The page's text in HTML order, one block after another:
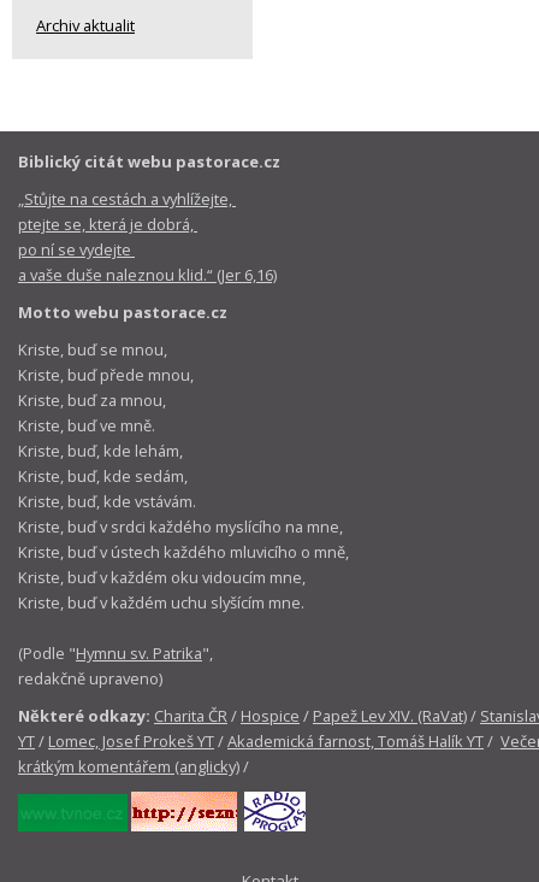
Archiv aktualit
Biblický citát webu pastorace.cz
„Stůjte na cestách a vyhlížejte,
ptejte se, která je dobrá,
po ní se vydejte
a vaše duše naleznou klid.“ (Jer 6,16)
Motto webu pastorace.cz
Kriste, buď se mnou,
Kriste, buď přede mnou,
Kriste, buď za mnou,
Kriste, buď ve mně.
Kriste, buď, kde lehám,
Kriste, buď, kde sedám,
Kriste, buď, kde vstávám.
Kriste, buď v srdci každého myslícího na mne,
Kriste, buď v ústech každého mluvicího o mně,
Kriste, buď v každém oku vidoucím mne,
Kriste, buď v každém uchu slyšícím mne.
(Podle "Hymnu sv. Patrika",
redakčně upraveno)
Některé odkazy: Charita ČR/ Hospice / Papež Lev XIV. (RaVat)/
YT/ Lomec, Josef Prokeš YT/Akademická farnost, Tomáš Halík YT/
krátkým komentářem (anglicky)/